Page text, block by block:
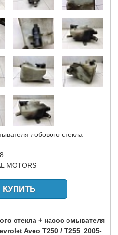
лобового стекла
MOTORS
КУПИТЬ
стекла + насос омывателя
Aveo T250 / T255 2005-